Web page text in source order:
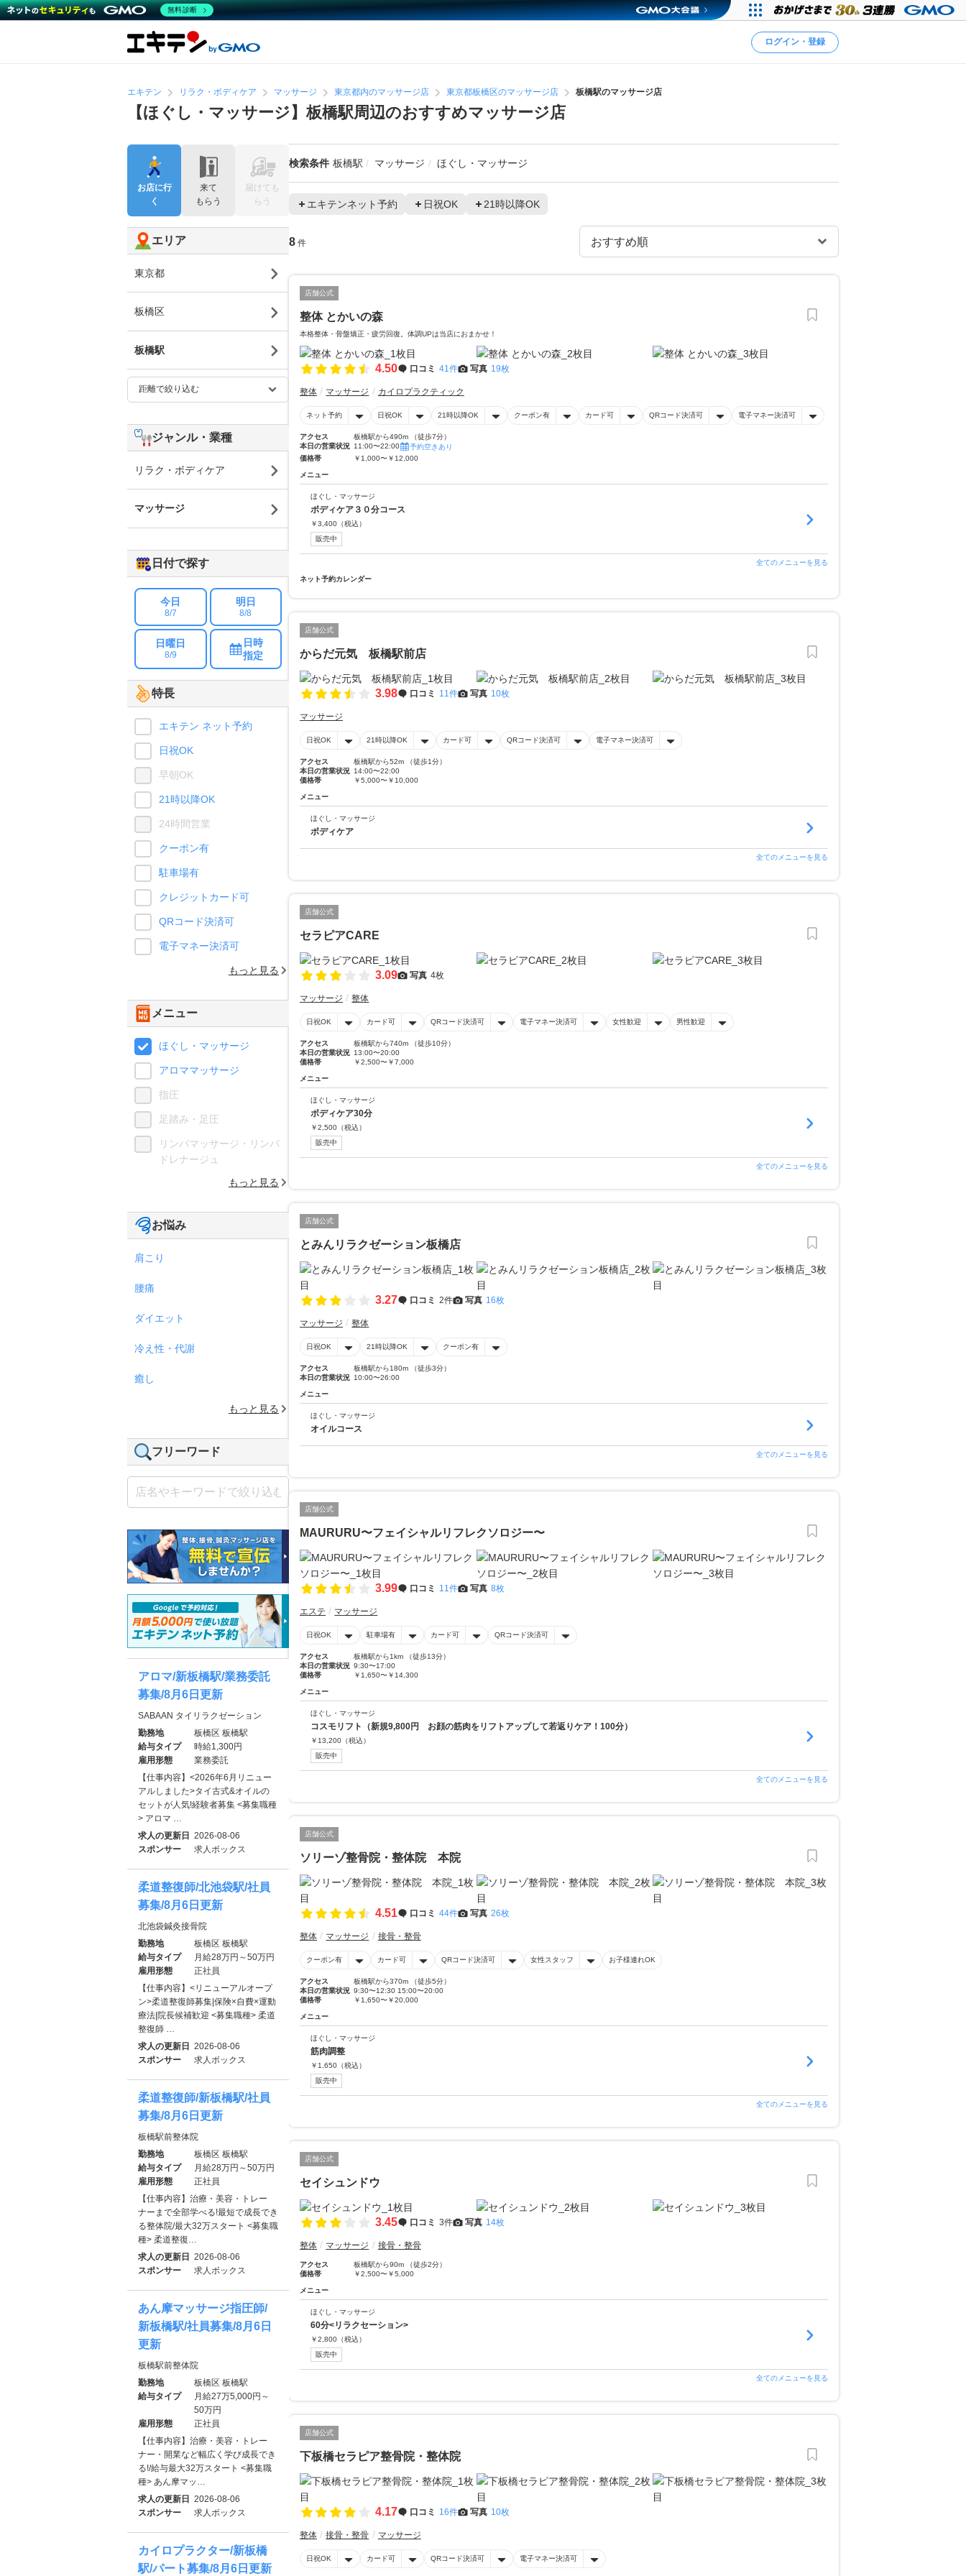
ログイン・登録
エキテン リラク・ボディケア マッサージ 東京都内のマッサージ店 東京都板橋区のマッサージ店 板橋駅のマッサージ店
【ほぐし・マッサージ】板橋駅周辺のおすすめマッサージ店
検索条件 板橋駅 マッサージ ほぐし・マッサージ
エキテンネット予約 日祝OK 21時以降OK
8 件
店舗公式
整体 とかいの森
本格整体・骨盤矯正・疲労回復。体調UPは当店におまかせ！
4.50 口コミ 41件 写真 19枚
整体 マッサージ カイロプラクティック
ネット予約 日祝OK 21時以降OK クーポン有 カード可 QRコード決済可 電子マネー決済可
アクセス
板橋駅から490m （徒歩7分）
本日の営業状況 11:00〜22:00
予約空きあり
価格帯
￥1,000〜￥12,000
メニュー
ほぐし・マッサージ
ボディケア３０分コース
￥3,400 （税込）
販売中
全てのメニューを見る
ネット予約カレンダー
店舗公式
からだ元気 板橋駅前店
3.98 口コミ 11件 写真 10枚
マッサージ
日祝OK 21時以降OK カード可 QRコード決済可 電子マネー決済可
アクセス
板橋駅から52m （徒歩1分）
本日の営業状況 14:00〜22:00
価格帯
￥5,000〜￥10,000
メニュー
ほぐし・マッサージ
ボディケア
全てのメニューを見る
店舗公式
セラピアCARE
3.09 写真 4枚
マッサージ 整体
日祝OK カード可 QRコード決済可 電子マネー決済可 女性歓迎 男性歓迎
アクセス
板橋駅から740m （徒歩10分）
本日の営業状況 13:00〜20:00
価格帯
￥2,500〜￥7,000
メニュー
ほぐし・マッサージ
ボディケア30分
￥2,500 （税込）
販売中
全てのメニューを見る
店舗公式
とみんリラクゼーション板橋店
3.27 口コミ 2件 写真 16枚
マッサージ 整体
日祝OK 21時以降OK クーポン有
アクセス
板橋駅から180m （徒歩3分）
本日の営業状況 10:00〜26:00
メニュー
ほぐし・マッサージ
オイルコース
全てのメニューを見る
店舗公式
MAURURU〜フェイシャルリフレクソロジー〜
3.99 口コミ 11件 写真 8枚
エステ マッサージ
日祝OK 駐車場有 カード可 QRコード決済可
アクセス
板橋駅から1km （徒歩13分）
本日の営業状況 9:30〜17:00
価格帯
￥1,650〜￥14,300
メニュー
ほぐし・マッサージ
コスモリフト（新規9,800円 お顔の筋肉をリフトアップして若返りケア！100分）
￥ 13,200 （税込）
販売中
全てのメニューを見る
店舗公式
ソリーゾ整骨院・整体院 本院
4.51 口コミ 44件 写真 26枚
整体 マッサージ 接骨・整骨
クーポン有 カード可 QRコード決済可 女性スタッフ お子様連れOK
アクセス
板橋駅から370m （徒歩5分）
本日の営業状況 9:30〜12:30 15:00〜20:00
価格帯
￥1,650〜￥20,000
メニュー
ほぐし・マッサージ
筋肉調整
￥ 1,650 （税込）
販売中
全てのメニューを見る
店舗公式
セイシュンドウ
3.45 口コミ 3件 写真 14枚
整体 マッサージ 接骨・整骨
アクセス
板橋駅から90m （徒歩2分）
価格帯
￥2,500〜￥5,000
メニュー
ほぐし・マッサージ
60分<リラクセーション>
￥2,800 （税込）
販売中
全てのメニューを見る
店舗公式
下板橋セラピア整骨院・整体院
4.17 口コミ 16件 写真 10枚
整体 接骨・整骨 マッサージ
日祝OK カード可 QRコード決済可 電子マネー決済可
お店に行
く
来て
もらう
届けても
らう
エリア
東京都
板橋区
板橋駅
ジャンル・業種
リラク・ボディケア
マッサージ
日付で探す
今日
8/7
明日
8/8
日曜日
8/9
日時
指定
特長
エキテン ネット予約
日祝OK
早朝OK
21時以降OK
24時間営業
クーポン有
駐車場有
クレジットカード可
QRコード決済可
電子マネー決済可
もっと見る
メニュー
ほぐし・マッサージ
アロママッサージ
指圧
足踏み・足圧
リンパマッサージ・リンパ
ドレナージュ
もっと見る
お悩み
肩こり
腰痛
ダイエット
冷え性・代謝
癒し
もっと見る
フリーワード
アロマ/新板橋駅/業務委託
募集/8月6日更新
SABAAN タイリラクゼーション
勤務地
板橋区 板橋駅
給与タイプ
時給1,300円
雇用形態
業務委託
【仕事内容】<2026年6月リニュー
アルしました>タイ古式&オイルの
セットが人気!経験者募集 <募集職種
> アロマ …
求人の更新日 2026-08-06
スポンサー
求人ボックス
柔道整復師/北池袋駅/社員
募集/8月6日更新
北池袋鍼灸接骨院
勤務地
板橋区 板橋駅
給与タイプ
月給28万円～50万円
雇用形態
正社員
【仕事内容】<リニューアルオープ
ン>柔道整復師募集|保険×自費×運動
療法|院長候補歓迎 <募集職種> 柔道
整復師 …
求人の更新日 2026-08-06
スポンサー
求人ボックス
柔道整復師/新板橋駅/社員
募集/8月6日更新
板橋駅前整体院
勤務地
板橋区 板橋駅
給与タイプ
月給28万円～50万円
雇用形態
正社員
【仕事内容】治療・美容・トレー
ナーまで全部学べる!最短で成長でき
る整体院/最大32万スタート <募集職
種> 柔道整復…
求人の更新日 2026-08-06
スポンサー
求人ボックス
あん摩マッサージ指圧師/
新板橋駅/社員募集/8月6日
更新
板橋駅前整体院
勤務地
板橋区 板橋駅
給与タイプ
月給27万5,000円～
50万円
雇用形態
正社員
【仕事内容】治療・美容・トレー
ナー・開業など幅広く学び成長でき
る!/給与最大32万スタート <募集職
種> あん摩マッ…
求人の更新日 2026-08-06
スポンサー
求人ボックス
カイロプラクター/新板橋
駅/パート募集/8月6日更新
無料診断